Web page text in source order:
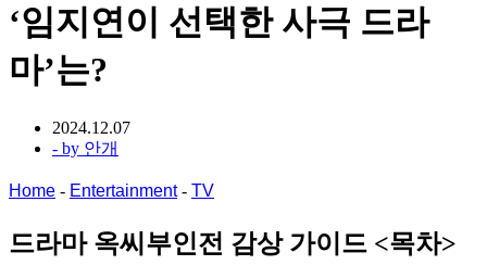
‘임지연이 선택한 사극 드라
마’는?
2024.12.07
- by 안개
Home - Entertainment- TV
드라마 옥씨부인전 감상 가이드 <목차>